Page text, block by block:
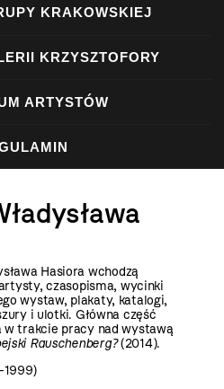
KRAKOWSKIEJ
KRZYSZTOFORY
ARTYSTÓW
Hasiora wchodzą
czasopisma, wycinki
wystaw, plakaty, katalogi,
i ulotki. Główna część
w trakcie pracy nad wystawą
Rauschenberg?(2014).